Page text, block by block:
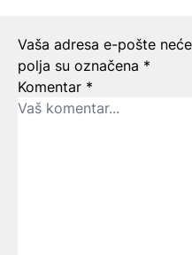
Ostavite odgovor
Vaša adresa e-pošte
polja su označena *
Komentar *